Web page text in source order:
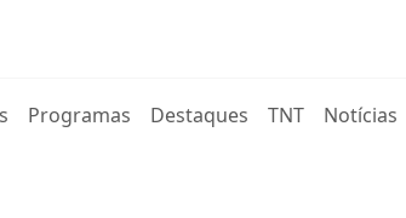
Programas Destaques TNT Notícias